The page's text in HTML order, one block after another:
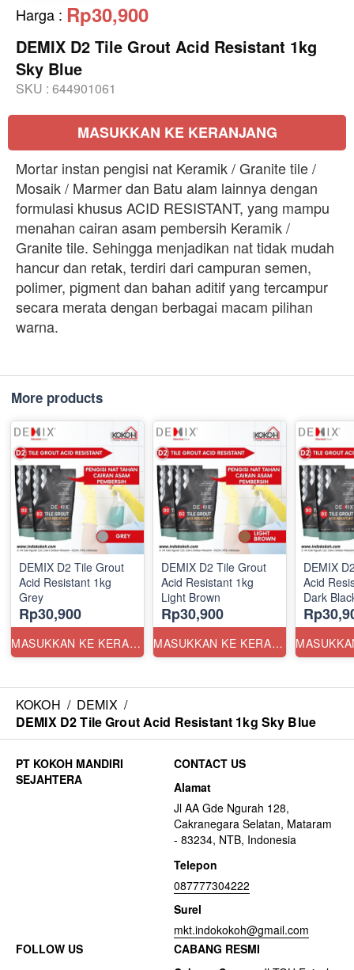
Harga : Rp30,900
DEMIX D2 Tile Grout Acid Resistant 1kg
Sky Blue
SKU : 644901061
MASUKKAN KE KERANJANG
Mortar instan pengisi nat Keramik / Granite tile /
Mosaik / Marmer dan Batu alam lainnya dengan
formulasi khusus ACID RESISTANT, yang mampu
menahan cairan asam pembersih Keramik /
Granite tile. Sehingga menjadikan nat tidak mudah
hancur dan retak, terdiri dari campuran semen,
polimer, pigment dan bahan aditif yang tercampur
secara merata dengan berbagai macam pilihan
warna.
More products
DEMIX D2 Tile Grout
Acid Resistant 1kg
Grey
Rp30,900
MASUKKAN KE KERANJANG
DEMIX D2 Tile Grout
Acid Resistant 1kg
Light Brown
Rp30,900
MASUKKAN KE KERANJANG
DEMIX
Acid
Dark
KOKOH / DEMIX /
DEMIX D2 Tile Grout Acid Resistant 1kg Sky Blue
CONTACT US
Alamat
Jl AA Gde Ngurah 128,
Cakranegara Selatan, Mataram
- 83234, NTB, Indonesia
Telepon
087777304222
Surel
mkt.indokokoh@gmail.com
FOLLOW US
CABANG RESMI